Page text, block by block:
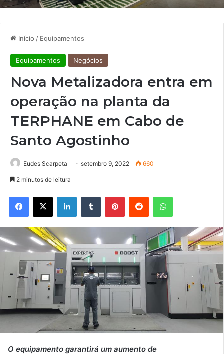
Início / Equipamentos
Equipamentos Negócios
Nova Metalizadora entra em
operação na planta da
TERPHANE em Cabo de
Santo Agostinho
Eudes Scarpeta setembro 9, 2022 660
2 minutos de leitura
Facebook
X LinkedinTumblr PinterestReddit WhatsApp
O equipamento garantirá um aumento de